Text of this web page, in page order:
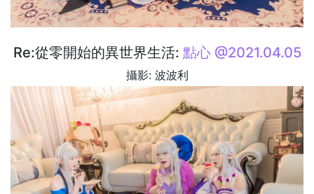
Re:從零開始的異世界生活: 點心 @2021.04.05
攝影: 波波利